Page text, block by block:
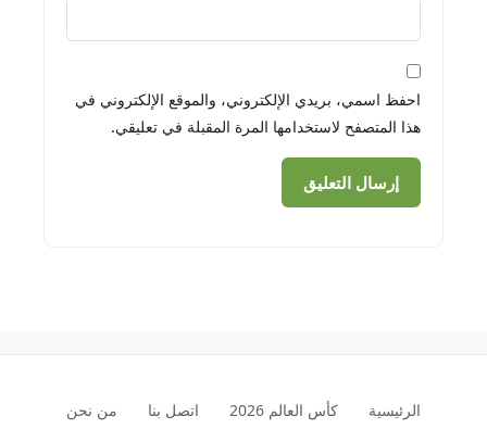
احفظ اسمي، بريدي الإلكتروني، والموقع الإلكتروني في
هذا المتصفح لاستخدامها المرة المقبلة في تعليقي.
الرئيسية كأس العالم 2026 اتصل بنا من نحن